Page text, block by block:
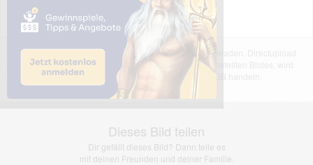
Das dargestellte Bild wurde von einem Nutzer hochgeladen. Directupload
übernimmt keinerlei Haftung für den Inhalt des dargestellten Bildes, wird
jedoch bei Verstößen nach §2(3) unserer AGB handeln.
Dieses Bild teilen
Dir gefällt dieses Bild? Dann teile es
mit deinen Freunden und deiner Familie.